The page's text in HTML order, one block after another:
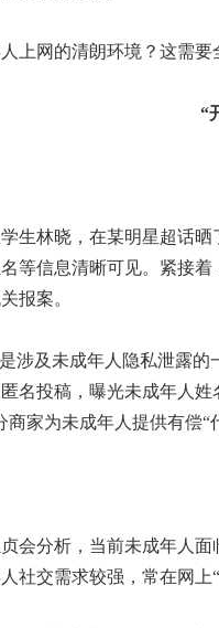
网的清朗环境？这需要
“
林晓，在某明星超话晒
等信息清晰可见。紧接
报案。
及未成年人隐私泄露的
名投稿，曝光未成年人
家为未成年人提供有偿“
分析，当前未成年人面
社交需求较强，常在网上